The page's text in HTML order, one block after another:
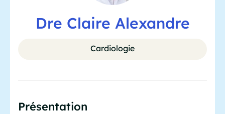
Dre Claire Alexandre
Cardiologie
Présentation